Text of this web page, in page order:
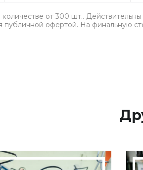
от 300 шт..
публичной офертой. На финальную